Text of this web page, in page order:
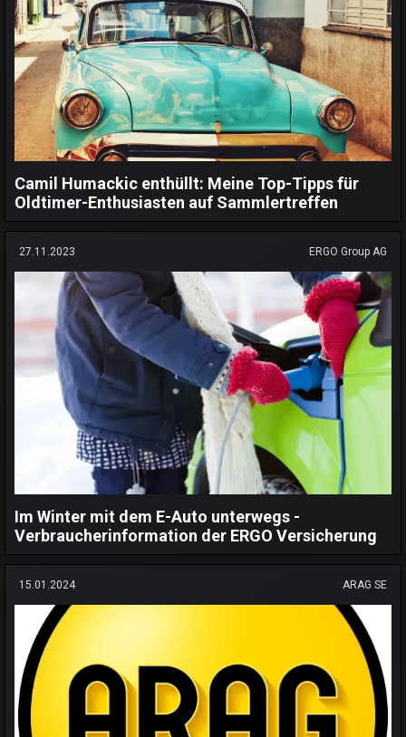
Camil Humackic enthüllt: Meine Top-Tipps für
Oldtimer-Enthusiasten auf Sammlertreffen
27.11.2023 ERGO Group AG
Im Winter mit dem E-Auto unterwegs -
Verbraucherinformation der ERGO Versicherung
15.01.2024 ARAG SE